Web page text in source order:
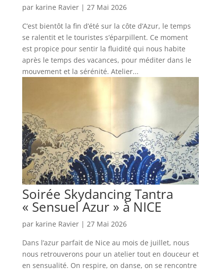
par karine Ravier| 27 Mai 2026
C’est bientôt la fin d’été sur la côte d’Azur, le temps
se ralentit et le touristes s’éparpillent. Ce moment
est propice pour sentir la fluidité qui nous habite
après le temps des vacances, pour méditer dans le
mouvement et la sérénité. Atelier...
Soirée Skydancing Tantra
« Sensuel Azur » à NICE
par karine Ravier| 27 Mai 2026
Dans l’azur parfait de Nice au mois de juillet, nous
nous retrouverons pour un atelier tout en douceur et
en sensualité. On respire, on danse, on se rencontre